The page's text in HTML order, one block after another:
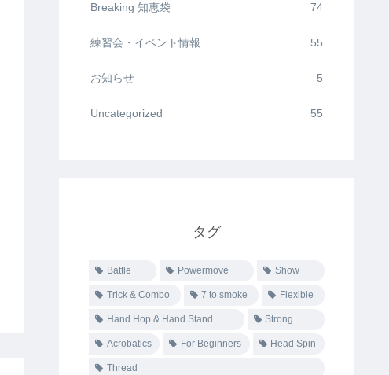
Breaking 知恵袋 74
練習会・イベント情報 55
お知らせ 5
Uncategorized 55
タグ
Battle Powermove Show
Trick & Combo 7 to smoke Flexible
Hand Hop & Hand Stand Strong
Acrobatics For Beginners Head Spin
Thread